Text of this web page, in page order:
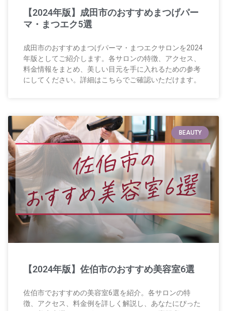
【2024年版】成田市のおすすめまつげパー
マ・まつエク5選
成田市のおすすめまつげパーマ・まつエクサロンを2024
年版としてご紹介します。各サロンの特徴、アクセス、
料金情報をまとめ、美しい目元を手に入れるための参考
にしてください。詳細はこちらでご確認いただけます。
BEAUTY
【2024年版】佐伯市のおすすめ美容室6選
佐伯市でおすすめの美容室6選を紹介。各サロンの特
徴、アクセス、料金例を詳しく解説し、あなたにぴった